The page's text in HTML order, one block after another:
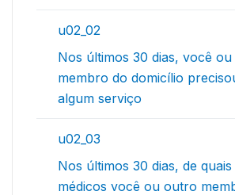
u02_02
Nos últimos 30 dias, você
membro do domicílio
algum serviço
u02_03
Nos últimos 30 dias, de
médicos você ou outro